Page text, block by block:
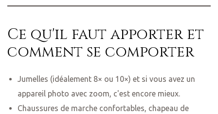
Ce qu'il faut apporter et
comment se comporter
Jumelles (idéalement 8× ou 10×) et si vous avez un
appareil photo avec zoom, c'est encore mieux.
Chaussures de marche confortables, chapeau de